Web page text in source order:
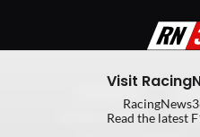
Privacy Policy
Visit
Read the latest